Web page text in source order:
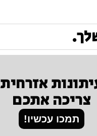
אזרחית
צריכה אתכם
תמכו עכשיו!